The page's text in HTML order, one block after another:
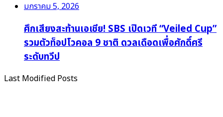
มกราคม 5, 2026
ศึกเสียงสะท้านเอเชีย! SBS เปิดเวที “Veiled Cup”
รวมตัวท็อปโวคอล 9 ชาติ ดวลเดือดเพื่อศักดิ์ศรี
ระดับทวีป
Last Modified Posts